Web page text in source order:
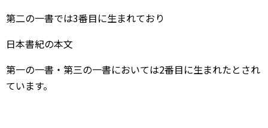
第二の一書では3番目に生まれており
日本書紀の本文
第一の一書・第三の一書においては2番目に生まれたとされ
ています。